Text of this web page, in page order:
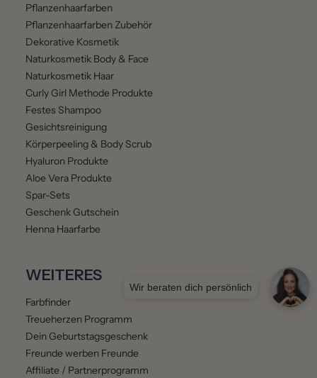
Pflanzenhaarfarben
Pflanzenhaarfarben Zubehör
Dekorative Kosmetik
Naturkosmetik Body & Face
Naturkosmetik Haar
Curly Girl Methode Produkte
Festes Shampoo
Gesichtsreinigung
Körperpeeling & Body Scrub
Hyaluron Produkte
Aloe Vera Produkte
Spar-Sets
Geschenk Gutschein
Henna Haarfarbe
WEITERES
Farbfinder
Treueherzen Programm
Dein Geburtstagsgeschenk
Freunde werben Freunde
Affiliate / Partnerprogramm
Wir beraten dich persönlich